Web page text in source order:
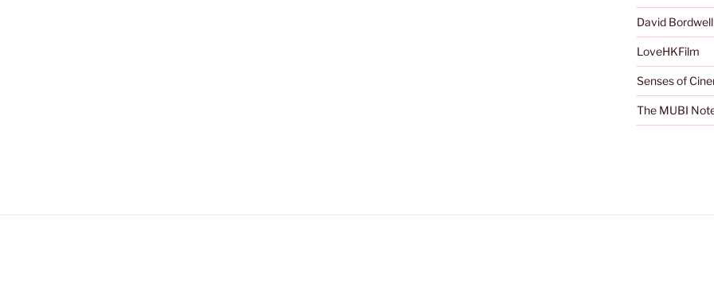
David Bordwell
LoveHKFilm
Senses of
The MUBI